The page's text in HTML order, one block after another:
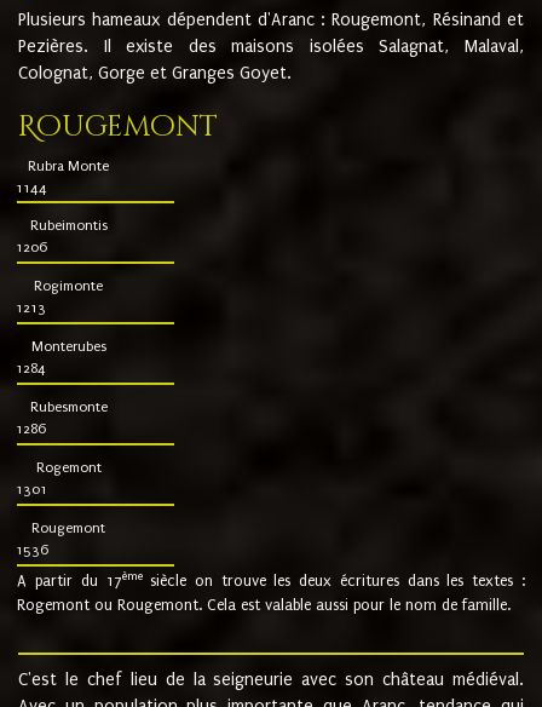
Plusieurs hameaux dépendent d'Aranc : Rougemont, Résinand et
Pezières. Il existe des maisons isolées Salagnat, Malaval,
Colognat, Gorge et Granges Goyet.
Rougemont
Rubra Monte
1144
Rubeimontis
1206
Rogimonte
1213
Monterubes
1284
Rubesmonte
1286
Rogemont
1301
Rougemont
1536
A partir du 17ème siècle on trouve les deux écritures dans les textes :
Rogemont ou Rougemont. Cela est valable aussi pour le nom de famille.
C'est le chef lieu de la seigneurie avec son château médiéval.